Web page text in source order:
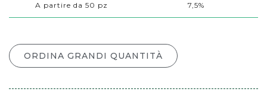
A partire da 50 pz 7,5%
ORDINA GRANDI QUANTITÀ